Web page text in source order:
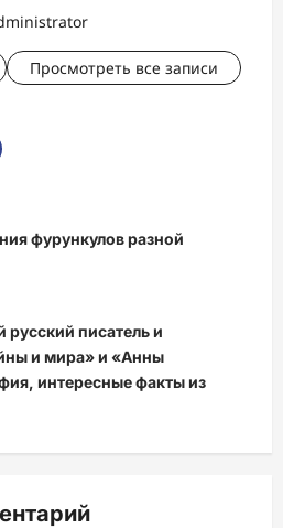
Просмотреть все записи
фурункулов разной
писатель и
и мира» и «Анны
интересные факты из